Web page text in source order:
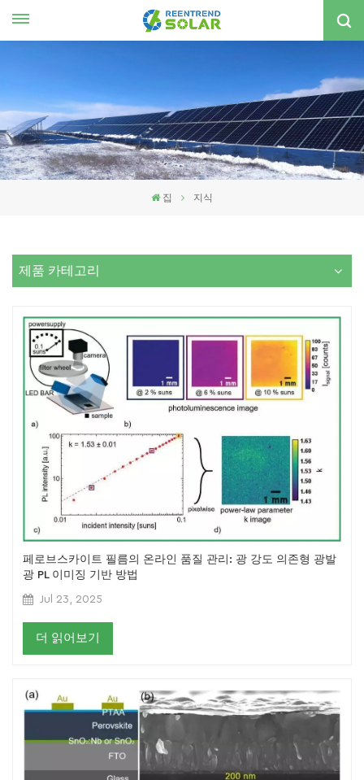
국의
집 지식
제품 카테고리
페로브스카이트 필름의 온라인 품질 관리: 광 강도 의존형 광발
광 PL 이미징 기반 방법
Jul 23, 2025
더 읽어보기